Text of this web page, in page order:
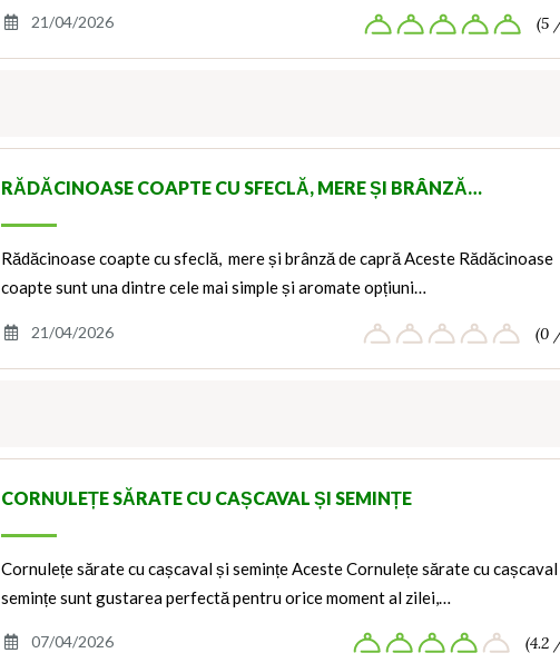
21/04/2026 (5
RĂDĂCINOASE COAPTE CU SFECLĂ, MERE ȘI BRÂNZĂ…
Rădăcinoase coapte cu sfeclă, mere și brânză de capră Aceste Rădăcinoase
coapte sunt una dintre cele mai simple și aromate opțiuni…
21/04/2026 (0
CORNULEȚE SĂRATE CU CAȘCAVAL ȘI SEMINȚE
Cornulețe sărate cu cașcaval și semințe Aceste Cornulețe sărate cu
semințe sunt gustarea perfectă pentru orice moment al zilei,…
07/04/2026 (4.2